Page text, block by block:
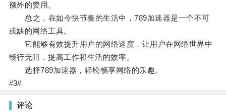
额外的费用。
总之，在如今快节奏的生活中，789加速器是一个不可
或缺的网络工具。
它能够有效提升用户的网络速度，让用户在网络世界中
畅行无阻，提高工作和生活的效率。
选择789加速器，轻松畅享网络的乐趣。
#3#
评论